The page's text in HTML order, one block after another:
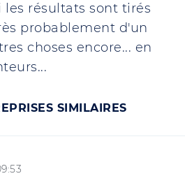
les résultats sont tirés
probablement d'un
choses encore... en
SIMILAIRES